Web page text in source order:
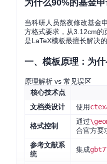
为什么90%的基金
当科研人员熬夜修改基金
方格式要求，从3.12cm的
是LaTeX模板最擅长解决的
一、模板原理：为
原理解析 vs 常见误区
核心技术点
文档类设计
使用
格式控制
通过
合官方要
参考文献系
统
集成